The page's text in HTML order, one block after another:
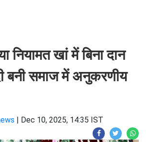
नियामत खां में बिना दान
बनी समाज में अनुकरणीय
| Dec 10, 2025, 14:35 IST